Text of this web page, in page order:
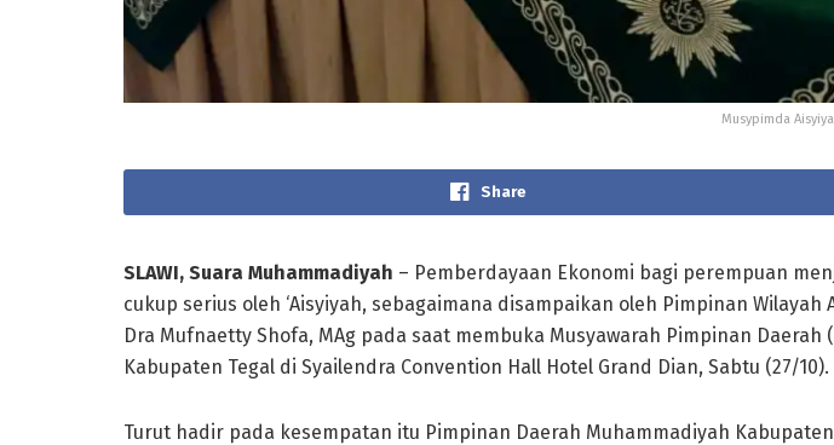
Musypimda
Share
SLAWI, Suara Muhammadiyah – Pemberdayaan Ekonomi bagi perempuan
cukup serius oleh ‘Aisyiyah, sebagaimana disampaikan oleh Pimpinan Wilayah
Dra Mufnaetty Shofa, MAg pada saat membuka Musyawarah Pimpinan Daerah
Kabupaten Tegal di Syailendra Convention Hall Hotel Grand Dian, Sabtu (27/10).
Turut hadir pada kesempatan itu Pimpinan Daerah Muhammadiyah